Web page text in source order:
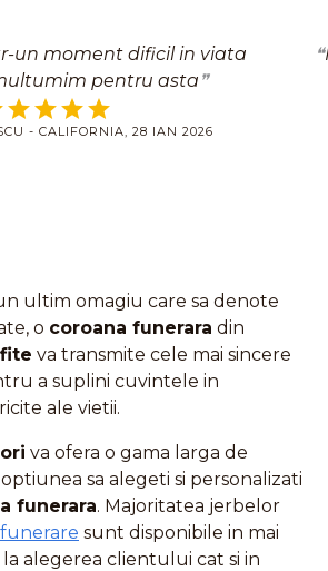
un moment dificil in viata
pentru asta
- CALIFORNIA, 28 IAN 2026
ultim omagiu care sa denote
o coroana funerara din
va transmite cele mai sincere
a suplini cuvintele in
ale vietii.
va ofera o gama larga de
optiunea sa alegeti si personalizati
funerara. Majoritatea jerbelor
sunt disponibile in mai
alegerea clientului cat si in